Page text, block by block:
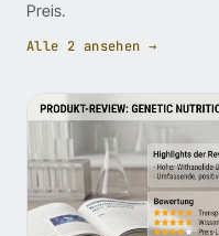
Preis.
Alle 2 ansehen →